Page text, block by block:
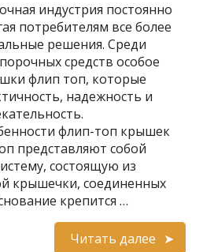
индустрия постоянно
потребителям все более
решения. Среди
средств особое
флип топ, которые
надежность и
флип-топ крышек
представляют собой
состоящую из
крышечки, соединенных
крепится …
Читать далее